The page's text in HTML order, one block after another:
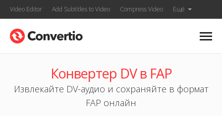
Video Editor Add Subtitles to Video Compress Video Ещё
Конвертер DV в FAP
Извлекайте DV-аудио и сохраняйте в формат
FAP онлайн